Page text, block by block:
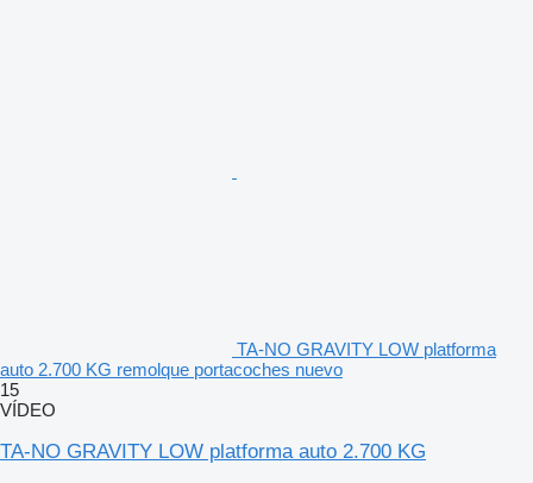
TA-NO GRAVITY LOW platforma
auto 2.700 KG remolque portacoches nuevo
15
VÍDEO
TA-NO GRAVITY LOW platforma auto 2.700 KG